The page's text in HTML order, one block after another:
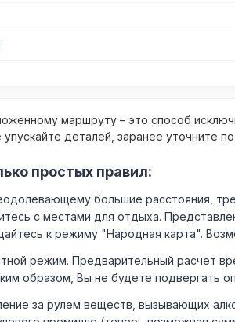
маршруту – это способ
деталей, заранее уточните
простых правил:
большие расстояния,
с местами для отдыха.
к режиму "Народная карта".
режим. Предварительный расчет
образом, Вы не будете подвергать
за рулем веществ, вызывающих